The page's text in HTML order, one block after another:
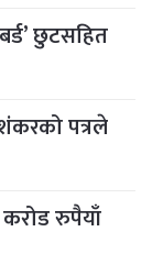
छुटसहित
पत्रले
रुपैयाँ